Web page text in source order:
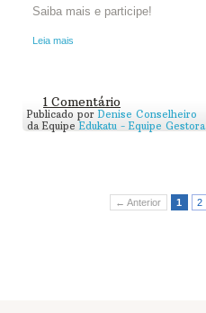
Saiba mais e participe!
Leia mais
1 Comentário
Publicado por Denise Conselheiro
da Equipe Edukatu - Equipe Gestora
← Anterior 1 2